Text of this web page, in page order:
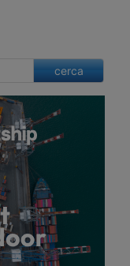
cerca